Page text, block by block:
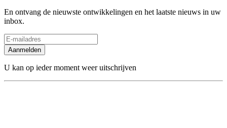
En ontvang de nieuwste ontwikkelingen en het laatste nieuws in uw
inbox.
Aanmelden
U kan op ieder moment weer uitschrijven